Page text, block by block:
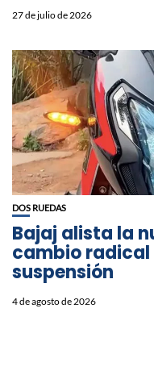
27 de julio de 2026
DOS RUEDAS
Bajaj alista la
cambio radical
suspensión
4 de agosto de 2026